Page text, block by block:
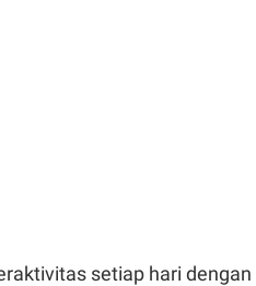
setiap hari dengan